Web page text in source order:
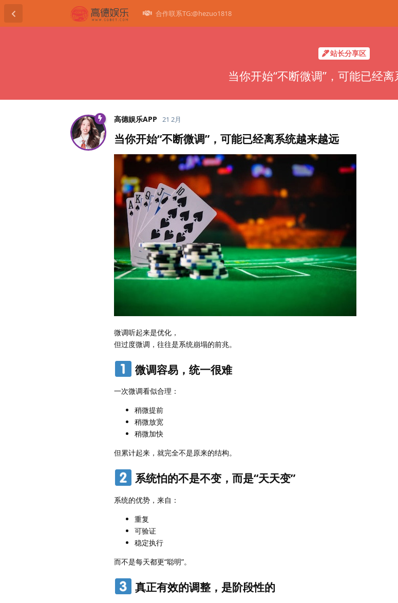
合作联系TG:@hezuo1818
站长分享区
当你开始“不断微调”，可能已经
高德娱乐APP 21 2月
当你开始“不断微调”，可能已经离系统越来越远
微调听起来是优化，
但过度微调，往往是系统崩塌的前兆。
微调容易，统一很难
一次微调看似合理：
稍微提前
稍微放宽
稍微加快
但累计起来，就完全不是原来的结构。
系统怕的不是不变，而是“天天变”
系统的优势，来自：
重复
可验证
稳定执行
而不是每天都更“聪明”。
真正有效的调整，是阶段性的